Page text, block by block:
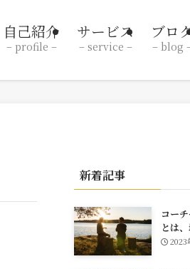
自己紹介
– profile –
サービス
– service –
ブロ
– blog
新着記事
コー
とは
2023